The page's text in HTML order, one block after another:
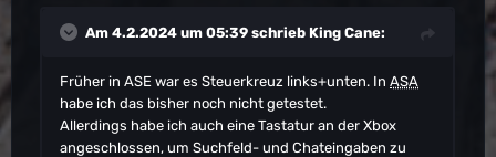
Am 4.2.2024 um 05:39 schrieb King Cane:
Früher in ASE war es Steuerkreuz links+unten. In ASA
habe ich das bisher noch nicht getestet.
Allerdings habe ich auch eine Tastatur an der Xbox
angeschlossen, um Suchfeld- und Chateingaben zu